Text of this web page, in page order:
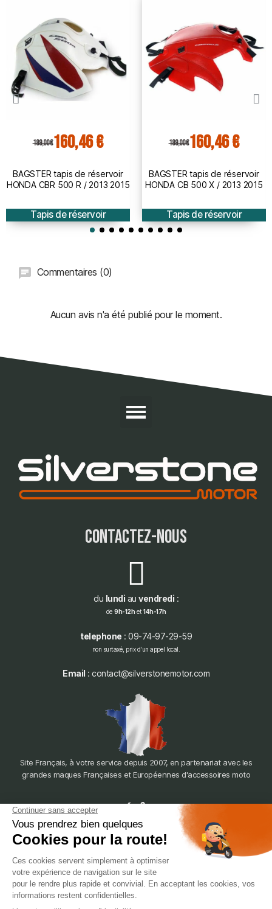
189,00 €160,46 €
BAGSTER tapis de réservoir
HONDA CBR 500 R / 2013 2015
Tapis de réservoir
189,00 €160,46 €
BAGSTER tapis de réservoir
HONDA CB 500 X / 2013 2015
Tapis de réservoir
Commentaires (0)
Aucun avis n'a été publié pour le moment.
contactez-nous
du lundi au vendredi :
de 9h-12het 14h-17h
telephone : 09-74-97-29-59
non surtaxé, prix d'un appel local.
Email : contact@silverstonemotor.com
Site Français, à votre service depuis 2007, en partenariat avec les
grandes maques Françaises et Européennes d'accessoires moto
388 Av. Charles de Gaulle, 69200 Vénissieux